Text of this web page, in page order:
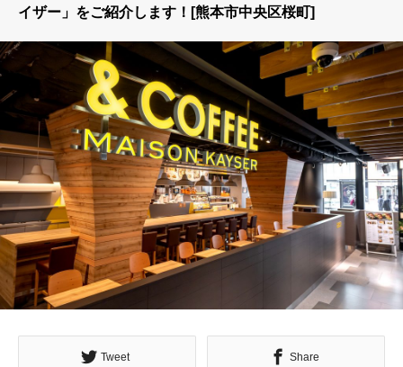
イザー」をご紹介します！[熊本市中央区桜町]
Tweet Share